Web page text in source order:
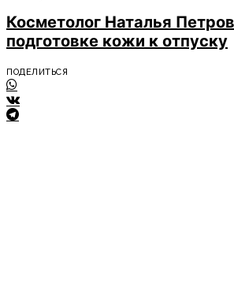
Косметолог Наталья
подготовке кожи к отпуску
ПОДЕЛИТЬСЯ